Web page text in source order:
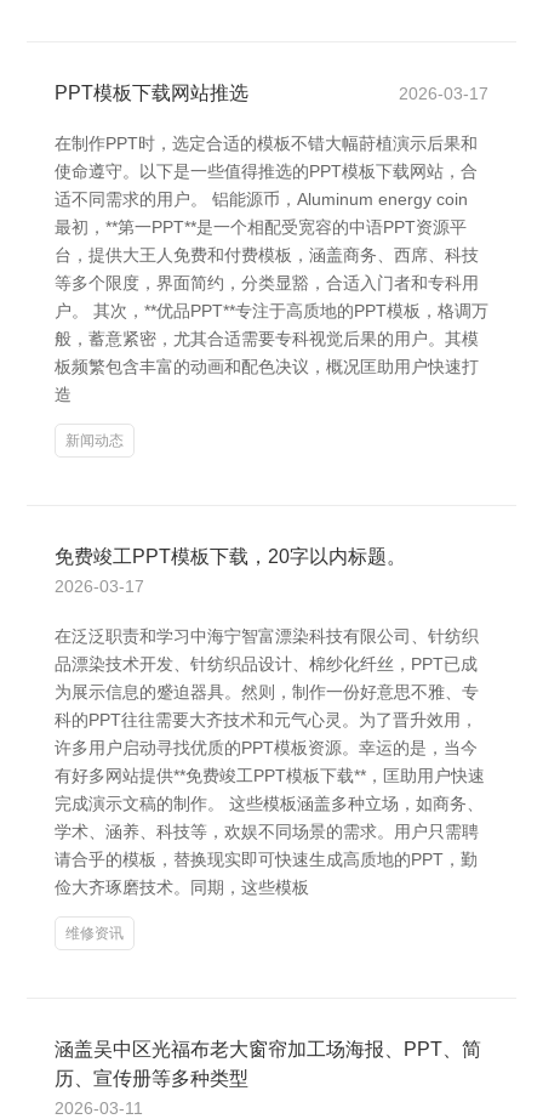
PPT模板下载网站推选 2026-03-17
在制作PPT时，选定合适的模板不错大幅莳植演示后果和
使命遵守。以下是一些值得推选的PPT模板下载网站，合
适不同需求的用户。 铝能源币，Aluminum energy coin
最初，**第一PPT**是一个相配受宽容的中语PPT资源平
台，提供大王人免费和付费模板，涵盖商务、西席、科技
等多个限度，界面简约，分类显豁，合适入门者和专科用
户。 其次，**优品PPT**专注于高质地的PPT模板，格调万
般，蓄意紧密，尤其合适需要专科视觉后果的用户。其模
板频繁包含丰富的动画和配色决议，概况匡助用户快速打
造
新闻动态
免费竣工PPT模板下载，20字以内标题。
2026-03-17
在泛泛职责和学习中海宁智富漂染科技有限公司、针纺织
品漂染技术开发、针纺织品设计、棉纱化纤丝，PPT已成
为展示信息的蹙迫器具。然则，制作一份好意思不雅、专
科的PPT往往需要大齐技术和元气心灵。为了晋升效用，
许多用户启动寻找优质的PPT模板资源。幸运的是，当今
有好多网站提供**免费竣工PPT模板下载**，匡助用户快速
完成演示文稿的制作。 这些模板涵盖多种立场，如商务、
学术、涵养、科技等，欢娱不同场景的需求。用户只需聘
请合乎的模板，替换现实即可快速生成高质地的PPT，勤
俭大齐琢磨技术。同期，这些模板
维修资讯
涵盖吴中区光福布老大窗帘加工场海报、PPT、简
历、宣传册等多种类型
2026-03-11